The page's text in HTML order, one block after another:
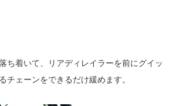
ち着いて、リアディレイラーを前にグイッ
チェーンをできるだけ緩めます。